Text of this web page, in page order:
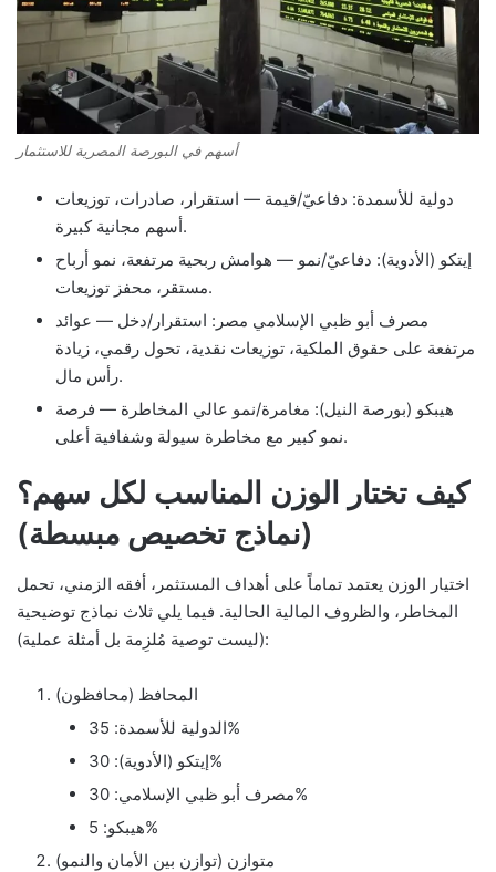
أسهم في البورصة المصرية للاستثمار
دولية للأسمدة: دفاعيّ/قيمة — استقرار، صادرات، توزيعات
أسهم مجانية كبيرة.
إيتكو (الأدوية): دفاعيّ/نمو — هوامش ربحية مرتفعة، نمو أرباح
مستقر، محفز توزيعات.
مصرف أبو ظبي الإسلامي مصر: استقرار/دخل — عوائد
مرتفعة على حقوق الملكية، توزيعات نقدية، تحول رقمي، زيادة
رأس مال.
هيبكو (بورصة النيل): مغامرة/نمو عالي المخاطرة — فرصة
نمو كبير مع مخاطرة سيولة وشفافية أعلى.
كيف تختار الوزن المناسب لكل سهم؟
(نماذج تخصيص مبسطة)
اختيار الوزن يعتمد تماماً على أهداف المستثمر، أفقه الزمني، تحمل
المخاطر، والظروف المالية الحالية. فيما يلي ثلاث نماذج توضيحية
(ليست توصية مُلزِمة بل أمثلة عملية):
المحافظ (محافظون)
الدولية للأسمدة: 35%
إيتكو (الأدوية): 30%
مصرف أبو ظبي الإسلامي: 30%
هيبكو: 5%
متوازن (توازن بين الأمان والنمو)